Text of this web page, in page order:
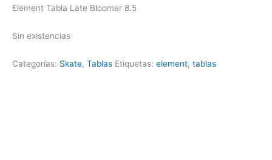
Element Tabla Late Bloomer 8.5
Sin existencias
Categorías: Skate, Tablas Etiquetas: element, tablas